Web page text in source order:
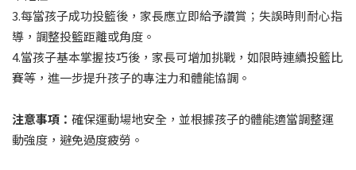
3.每當孩子成功投籃後，家長應立即給予讚賞；失誤時則耐心指
導，調整投籃距離或角度。
4.當孩子基本掌握技巧後，家長可增加挑戰，如限時連續投籃比
賽等，進一步提升孩子的專注力和體能協調。
注意事項： 確保運動場地安全，並根據孩子的體能適當調整運
動強度，避免過度疲勞。